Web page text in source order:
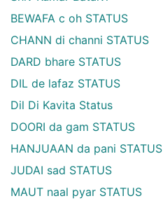
BEWAFA c oh STATUS
CHANN di channi STATUS
DARD bhare STATUS
DIL de lafaz STATUS
Dil Di Kavita Status
DOORI da gam STATUS
HANJUAAN da pani STATUS
JUDAI sad STATUS
MAUT naal pyar STATUS